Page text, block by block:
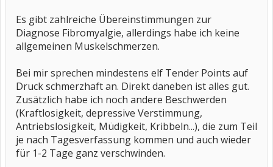
Es gibt zahlreiche Übereinstimmungen zur
Diagnose Fibromyalgie, allerdings habe ich keine
allgemeinen Muskelschmerzen.
Bei mir sprechen mindestens elf Tender Points auf
Druck schmerzhaft an. Direkt daneben ist alles gut.
Zusätzlich habe ich noch andere Beschwerden
(Kraftlosigkeit, depressive Verstimmung,
Antriebslosigkeit, Müdigkeit, Kribbeln...), die zum Teil
je nach Tagesverfassung kommen und auch wieder
für 1-2 Tage ganz verschwinden.